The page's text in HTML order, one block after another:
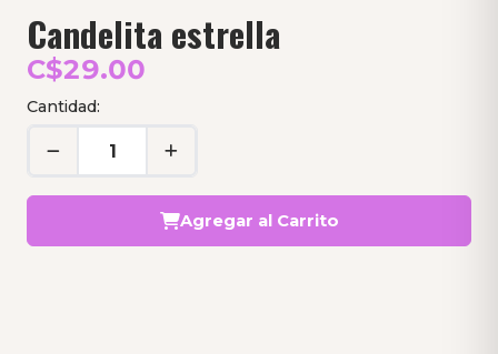
Candelita estrella
C$29.00
Cantidad:
Agregar al Carrito